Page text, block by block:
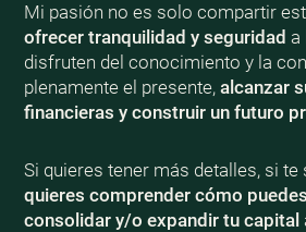
Mi pasión no es solo compartir
ofrecer tranquilidad y seguridad a
disfruten del conocimiento y la
plenamente el presente, alcanzar
financieras y construir un futuro
Si quieres tener más detalles, si te
quieres comprender cómo
consolidar y/o expandir tu capital